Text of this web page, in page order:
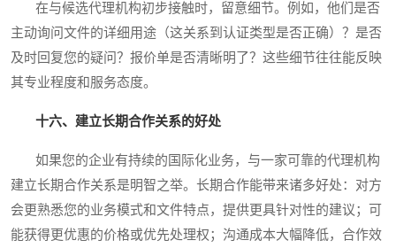
在与候选代理机构初步接触时，留意细节。例如，他们是否
主动询问文件的详细用途（这关系到认证类型是否正确）？是否
及时回复您的疑问？报价单是否清晰明了？这些细节往往能反映
其专业程度和服务态度。
十六、建立长期合作关系的好处
如果您的企业有持续的国际化业务，与一家可靠的代理机构
建立长期合作关系是明智之举。长期合作能带来诸多好处：对方
会更熟悉您的业务模式和文件特点，提供更具针对性的建议；可
能获得更优惠的价格或优先处理权；沟通成本大幅降低，合作效